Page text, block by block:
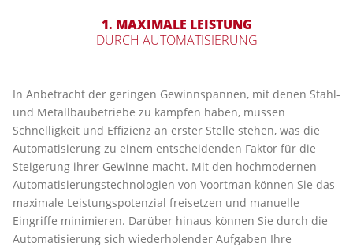
1. MAXIMALE LEISTUNG
DURCH AUTOMATISIERUNG
In Anbetracht der geringen Gewinnspannen, mit denen Stahl-
und Metallbaubetriebe zu kämpfen haben, müssen
Schnelligkeit und Effizienz an erster Stelle stehen, was die
Automatisierung zu einem entscheidenden Faktor für die
Steigerung ihrer Gewinne macht. Mit den hochmodernen
Automatisierungstechnologien von Voortman können Sie das
maximale Leistungspotenzial freisetzen und manuelle
Eingriffe minimieren. Darüber hinaus können Sie durch die
Automatisierung sich wiederholender Aufgaben Ihre